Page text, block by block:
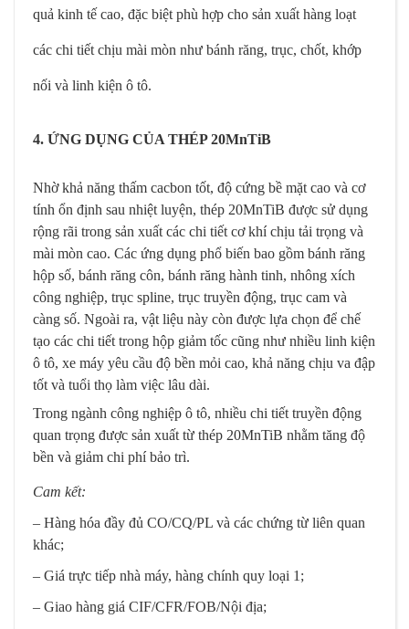
quả kinh tế cao, đặc biệt phù hợp cho sản xuất hàng loạt
các chi tiết chịu mài mòn như bánh răng, trục, chốt, khớp
nối và linh kiện ô tô.
4. ỨNG DỤNG CỦA THÉP 20MnTiB
Nhờ khả năng thấm cacbon tốt, độ cứng bề mặt cao và cơ
tính ổn định sau nhiệt luyện, thép 20MnTiB được sử dụng
rộng rãi trong sản xuất các chi tiết cơ khí chịu tải trọng và
mài mòn cao. Các ứng dụng phổ biến bao gồm bánh răng
hộp số, bánh răng côn, bánh răng hành tinh, nhông xích
công nghiệp, trục spline, trục truyền động, trục cam và
càng số. Ngoài ra, vật liệu này còn được lựa chọn để chế
tạo các chi tiết trong hộp giảm tốc cũng như nhiều linh kiện
ô tô, xe máy yêu cầu độ bền mỏi cao, khả năng chịu va đập
tốt và tuổi thọ làm việc lâu dài.
Trong ngành công nghiệp ô tô, nhiều chi tiết truyền động
quan trọng được sản xuất từ thép 20MnTiB nhằm tăng độ
bền và giảm chi phí bảo trì.
Cam kết:
– Hàng hóa đầy đủ CO/CQ/PL và các chứng từ liên quan
khác;
– Giá trực tiếp nhà máy, hàng chính quy loại 1;
– Giao hàng giá CIF/CFR/FOB/Nội địa;